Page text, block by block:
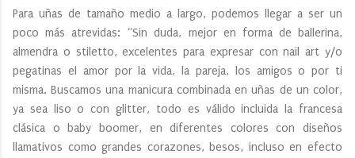
Para uñas de tamaño medio a largo, podemos llegar a ser un
poco más atrevidas: “Sin duda, mejor en forma de ballerina,
almendra o stiletto, excelentes para expresar con nail art y/o
pegatinas el amor por la vida, la pareja, los amigos o por ti
misma. Buscamos una manicura combinada en uñas de un color,
ya sea liso o con glitter, todo es válido incluida la francesa
clásica o baby boomer, en diferentes colores con diseños
llamativos como grandes corazones, besos, incluso en efecto